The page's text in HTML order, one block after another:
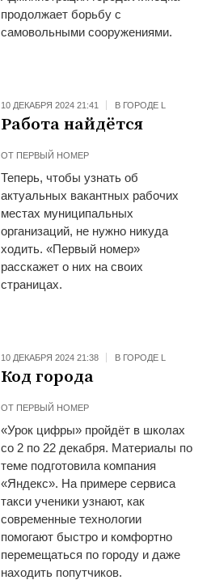
продолжает борьбу с
самовольными сооружениями.
10 ДЕКАБРЯ 2024 21:41 В ГОРОДЕ L
Работа найдётся
ОТ ПЕРВЫЙ НОМЕР
Теперь, чтобы узнать об
актуальных вакантных рабочих
местах муниципальных
организаций, не нужно никуда
ходить. «Первый номер»
расскажет о них на своих
страницах.
10 ДЕКАБРЯ 2024 21:38 В ГОРОДЕ L
Код города
ОТ ПЕРВЫЙ НОМЕР
«Урок цифры» пройдёт в школах
со 2 по 22 декабря. Материалы по
теме подготовила компания
«Яндекс». На примере сервиса
такси ученики узнают, как
современные технологии
помогают быстро и комфортно
перемещаться по городу и даже
находить попутчиков.